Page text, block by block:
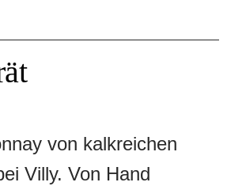
von kalkreichen
Villy. Von Hand